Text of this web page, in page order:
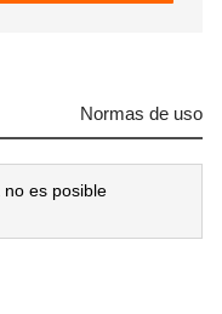
Normas de uso
no es posible